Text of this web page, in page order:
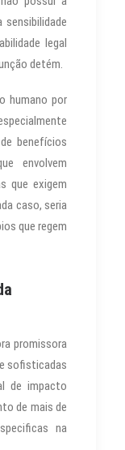
sensibilidade
legal
detém.
humano por
benefícios
envolvem
que exigem
caso, seria
que regem
promissora
sofisticadas
de impacto
de mais de
na